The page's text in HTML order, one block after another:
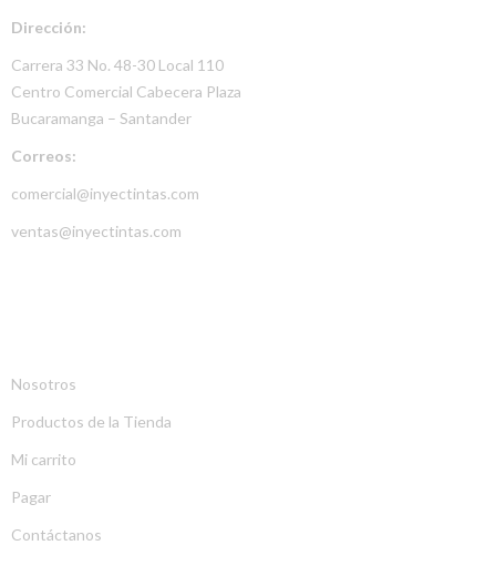
Dirección:
Carrera 33 No. 48-30 Local 110
Centro Comercial Cabecera Plaza
Bucaramanga – Santander
Correos:
comercial@inyectintas.com
ventas@inyectintas.com
Nosotros
Productos de la Tienda
Mi carrito
Pagar
Contáctanos